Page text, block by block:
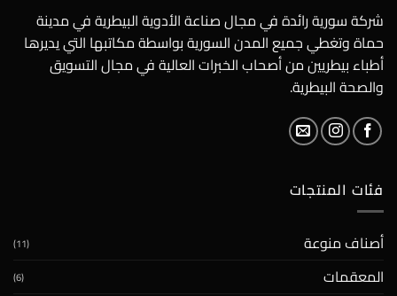
شركة سورية رائدة في مجال صناعة الأدوية البيطرية في مدينة
حماة وتغطي جميع المدن السورية بواسطة مكاتبها التي يديرها
أطباء بيطريين من أصحاب الخبرات العالية في مجال التسويق
والصحة البيطرية.
فئات المنتجات
أصناف منوعة (11)
المعقمات (6)